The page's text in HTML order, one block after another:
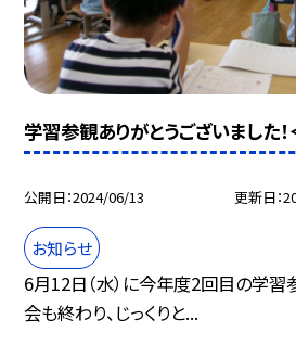
学習参観ありがとうございました
公開日 2024/06/13 更新日
お知らせ
6月12日（水）に今年度2回目の学習
会も終わり、じっくりと...